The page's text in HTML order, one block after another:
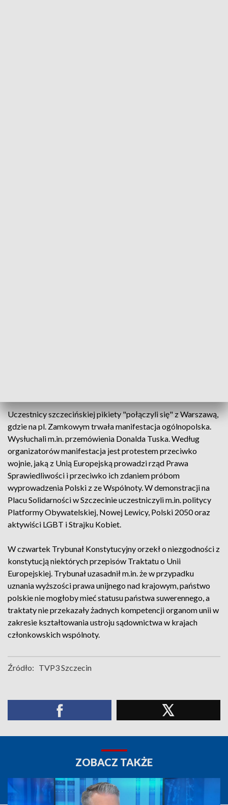
Uczestnicy szczecińskiej pikiety "połączyli się" z Warszawą,
gdzie na pl. Zamkowym trwała manifestacja ogólnopolska.
Wysłuchali m.in. przemówienia Donalda Tuska. Według
organizatorów manifestacja jest protestem przeciwko
wojnie, jaką z Unią Europejską prowadzi rząd Prawa
Sprawiedliwości i przeciwko ich zdaniem próbom
wyprowadzenia Polski z ze Wspólnoty. W demonstracji na
Placu Solidarności w Szczecinie uczestniczyli m.in. politycy
Platformy Obywatelskiej, Nowej Lewicy, Polski 2050 oraz
aktywiści LGBT i Strajku Kobiet.
W czwartek Trybunał Konstytucyjny orzekł o niezgodności z
konstytucją niektórych przepisów Traktatu o Unii
Europejskiej. Trybunał uzasadnił m.in. że w przypadku
uznania wyższości prawa unijnego nad krajowym, państwo
polskie nie mogłoby mieć statusu państwa suwerennego, a
traktaty nie przekazały żadnych kompetencji organom unii w
zakresie kształtowania ustroju sądownictwa w krajach
członkowskich wspólnoty.
Źródło: TVP3 Szczecin
ZOBACZ TAKŻE